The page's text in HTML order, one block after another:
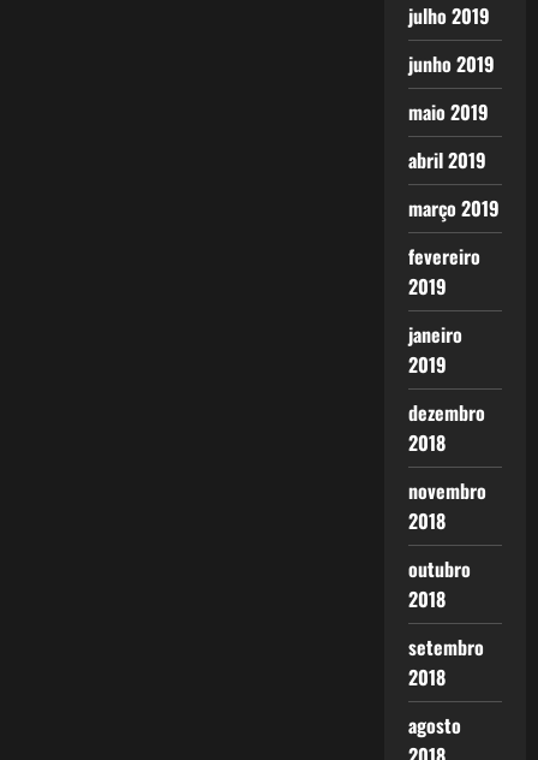
julho 2019
junho 2019
maio 2019
abril 2019
março 2019
fevereiro
2019
janeiro
2019
dezembro
2018
novembro
2018
outubro
2018
setembro
2018
agosto